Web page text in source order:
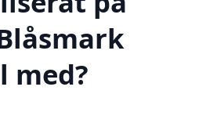
med?